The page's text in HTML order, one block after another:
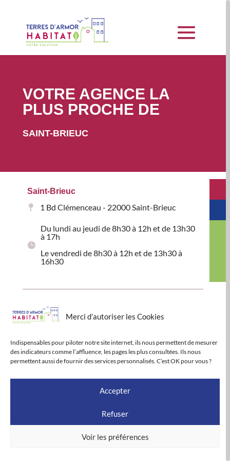
Merci d’autoriser les Cookies
Indispensables pour piloter notre site internet, ils nous permettent de mesurer
des indicateurs comme l’affluence, les pages les plus consultées. Ils nous
permettent aussi de fournir des services personnalisés. C’est OK pour vous ?
Accepter
Refuser
Voir les préférences
VOTRE AGENCE LA
PLUS PROCHE DE
SAINT-BRIEUC
Saint-Brieuc
1 Bd Clémenceau - 22000 Saint-Brieuc
Du lundi au jeudi de 8h30 à 12h et de 13h30
à 17h
Le vendredi de 8h30 à 12h et de 13h30 à
16h30
TOUTES NOS AGENCES